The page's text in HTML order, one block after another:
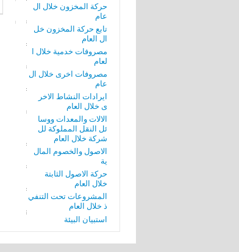
حركة المخزون خلال ال
عام
تابع حركة المخزون خل
ال العام
مصروفات خدمية خلال ا
لعام
مصروفات اخرى خلال ال
عام
ايرادات النشاط الاخر
ى خلال العام
الالات والمعدات ووسا
ئل النقل المملوكة لل
شركة خلال العام
الاصول والخصوم المال
ية
حركة الاصول الثابتة
خلال العام
المشروعات تحت التنفي
ذ خلال العام
استبيان البيئة